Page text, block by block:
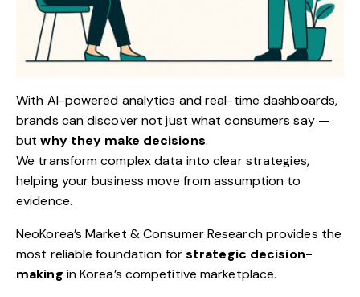
With AI-powered analytics and real-time dashboards,
brands can discover not just what consumers say —
butwhy they make decisions.
We transform complex data into clear strategies,
helping your business move from assumption to
evidence.
NeoKorea’s Market & Consumer Research provides the
most reliable foundation forstrategic decision-
making in Korea’s competitive marketplace.